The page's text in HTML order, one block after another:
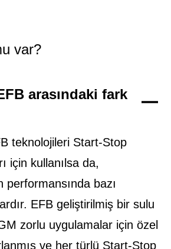
var?
arasındaki fark
teknolojileri Start-Stop
için kullanılsa da,
performansında bazı
EFB geliştirilmiş bir sulu
zorlu uygulamalar için özel
ve her türlü Start-Stop